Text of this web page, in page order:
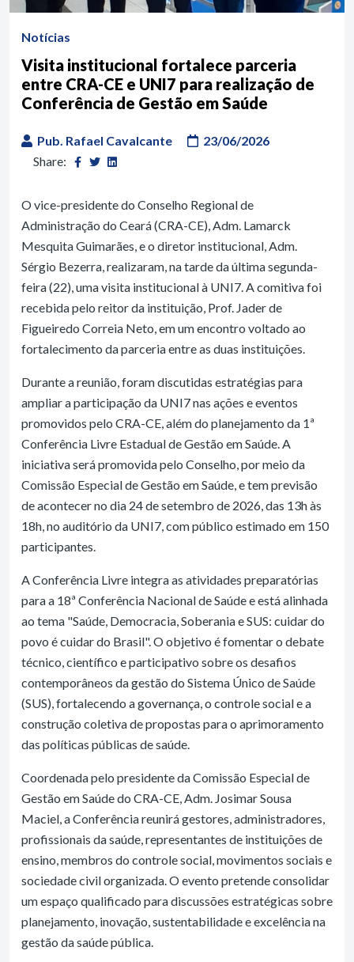
Notícias
Visita institucional fortalece parceria
entre CRA-CE e UNI7 para realização de
Conferência de Gestão em Saúde
Pub. Rafael Cavalcante
23/06/2026
Share:
O vice-presidente do Conselho Regional de
Administração do Ceará (CRA-CE), Adm. Lamarck
Mesquita Guimarães, e o diretor institucional, Adm.
Sérgio Bezerra, realizaram, na tarde da última segunda-
feira (22), uma visita institucional à UNI7. A comitiva foi
recebida pelo reitor da instituição, Prof. Jader de
Figueiredo Correia Neto, em um encontro voltado ao
fortalecimento da parceria entre as duas instituições.
Durante a reunião, foram discutidas estratégias para
ampliar a participação da UNI7 nas ações e eventos
promovidos pelo CRA-CE, além do planejamento da 1ª
Conferência Livre Estadual de Gestão em Saúde. A
iniciativa será promovida pelo Conselho, por meio da
Comissão Especial de Gestão em Saúde, e tem previsão
de acontecer no dia 24 de setembro de 2026, das 13h às
18h, no auditório da UNI7, com público estimado em 150
participantes.
A Conferência Livre integra as atividades preparatórias
para a 18ª Conferência Nacional de Saúde e está alinhada
ao tema "Saúde, Democracia, Soberania e SUS: cuidar do
povo é cuidar do Brasil". O objetivo é fomentar o debate
técnico, científico e participativo sobre os desafios
contemporâneos da gestão do Sistema Único de Saúde
(SUS), fortalecendo a governança, o controle social e a
construção coletiva de propostas para o aprimoramento
das políticas públicas de saúde.
Coordenada pelo presidente da Comissão Especial de
Gestão em Saúde do CRA-CE, Adm. Josimar Sousa
Maciel, a Conferência reunirá gestores, administradores,
profissionais da saúde, representantes de instituições de
ensino, membros do controle social, movimentos sociais e
sociedade civil organizada. O evento pretende consolidar
um espaço qualificado para discussões estratégicas sobre
planejamento, inovação, sustentabilidade e excelência na
gestão da saúde pública.